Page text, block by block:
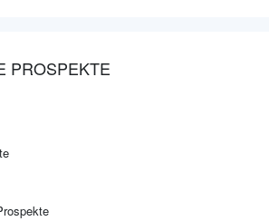
PROSPEKTE